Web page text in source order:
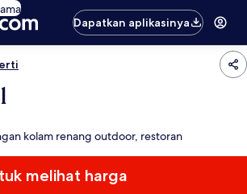
Dapatkan aplikasinya
kolam renang outdoor, restoran
melihat harga